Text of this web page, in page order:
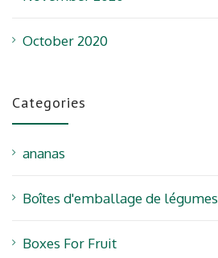
October 2020
Categories
ananas
Boîtes d'emballage de légumes
Boxes For Fruit